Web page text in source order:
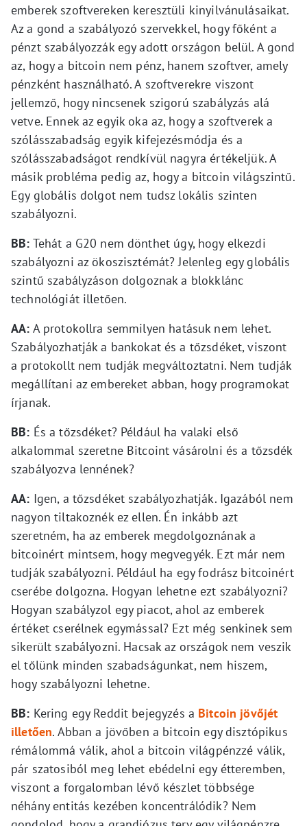
emberek szoftvereken keresztüli kinyilvánulásaikat.
Az a gond a szabályozó szervekkel, hogy főként a
pénzt szabályozzák egy adott országon belül. A gond
az, hogy a bitcoin nem pénz, hanem szoftver, amely
pénzként használható. A szoftverekre viszont
jellemző, hogy nincsenek szigorú szabályzás alá
vetve. Ennek az egyik oka az, hogy a szoftverek a
szólásszabadság egyik kifejezésmódja és a
szólásszabadságot rendkívül nagyra értékeljük. A
másik probléma pedig az, hogy a bitcoin világszintű.
Egy globális dolgot nem tudsz lokális szinten
szabályozni.
BB: Tehát a G20 nem dönthet úgy, hogy elkezdi
szabályozni az ökoszisztémát? Jelenleg egy globális
szintű szabályzáson dolgoznak a blokklánc
technológiát illetően.
AA: A protokollra semmilyen hatásuk nem lehet.
Szabályozhatják a bankokat és a tőzsdéket, viszont
a protokollt nem tudják megváltoztatni. Nem tudják
megállítani az embereket abban, hogy programokat
írjanak.
BB: És a tőzsdéket? Például ha valaki első
alkalommal szeretne Bitcoint vásárolni és a tőzsdék
szabályozva lennének?
AA: Igen, a tőzsdéket szabályozhatják. Igazából nem
nagyon tiltakoznék ez ellen. Én inkább azt
szeretném, ha az emberek megdolgoznának a
bitcoinért mintsem, hogy megvegyék. Ezt már nem
tudják szabályozni. Például ha egy fodrász bitcoinért
cserébe dolgozna. Hogyan lehetne ezt szabályozni?
Hogyan szabályzol egy piacot, ahol az emberek
értéket cserélnek egymással? Ezt még senkinek sem
sikerült szabályozni. Hacsak az országok nem veszik
el tőlünk minden szabadságunkat, nem hiszem,
hogy szabályozni lehetne.
BB: Kering egy Reddit bejegyzés a Bitcoin jövőjét
illetően. Abban a jövőben a bitcoin egy disztópikus
rémálommá válik, ahol a bitcoin világpénzzé válik,
pár szatosiból meg lehet ebédelni egy étteremben,
viszont a forgalomban lévő készlet többsége
néhány entitás kezében koncentrálódik? Nem